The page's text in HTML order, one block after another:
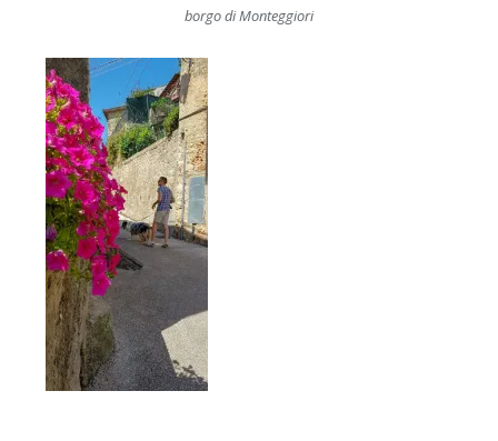
borgo di Monteggiori